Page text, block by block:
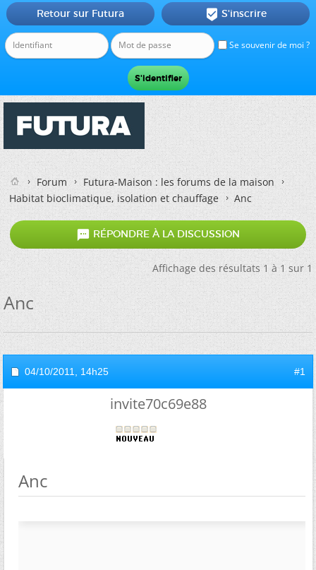
Se souvenir de moi ?
Retour sur Futura  S'inscrire
Forum
Futura-Maison : les forums de la maison
Habitat bioclimatique, isolation et chauffage
Anc
 RÉPONDRE À LA DISCUSSION
Affichage des résultats 1 à 1 sur 1
Anc
04/10/2011, 14h25 #1
invite70c69e88
Anc